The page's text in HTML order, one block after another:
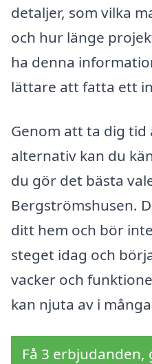
detaljer, som vilka
och hur länge
ha denna
lättare att fatta ett
Genom att ta dig
alternativ kan du
du gör det bästa
Bergströmshusen.
ditt hem och bör
steget idag och
vacker och
kan njuta av i
Få 3